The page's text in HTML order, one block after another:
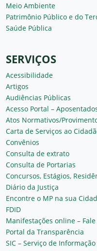
Meio Ambiente
Patrimônio Público e do
Saúde Pública
SERVIÇOS
Acessibilidade
Artigos
Audiências Públicas
Acesso Portal –
Atos Normativos/
Carta de Serviços ao
Convênios
Consulta de extrato
Consulta de Portarias
Concursos, Estágios,
Diário da Justiça
Encontre o MP na sua
FDID
Manifestações online –
Portal da Transparência
SIC – Serviço de